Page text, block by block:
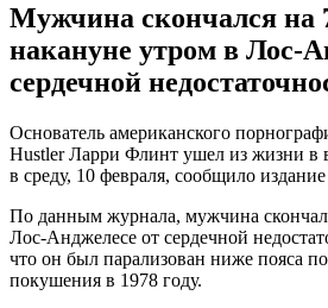
Мужчина скончался на
накануне утром в Лос-
сердечной
Основатель американского
Hustler Ларри Флинт ушел из жизни в
в среду, 10 февраля, сообщило издание
По данным журнала, мужчина
Лос-Анджелесе от сердечной
что он был парализован ниже пояса
покушения в 1978 году.